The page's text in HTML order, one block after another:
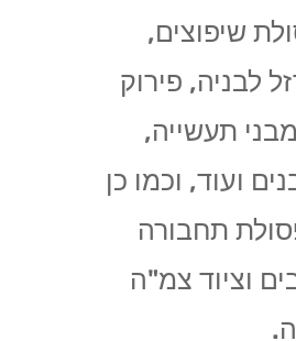
שיפוצים,
לבניה, פירוק
תעשייה,
ועוד, וכמו כן
תחבורה
וציוד צמ"ה